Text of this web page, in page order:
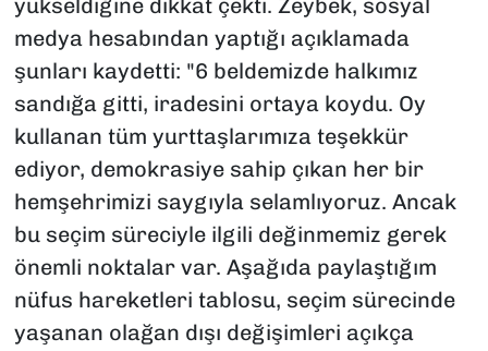
yükseldiğine dikkat çekti. Zeybek, sosyal
medya hesabından yaptığı açıklamada
şunları kaydetti: "6 beldemizde halkımız
sandığa gitti, iradesini ortaya koydu. Oy
kullanan tüm yurttaşlarımıza teşekkür
ediyor, demokrasiye sahip çıkan her bir
hemşehrimizi saygıyla selamlıyoruz. Ancak
bu seçim süreciyle ilgili değinmemiz gerek
önemli noktalar var. Aşağıda paylaştığım
nüfus hareketleri tablosu, seçim sürecinde
yaşanan olağan dışı değişimleri açıkça